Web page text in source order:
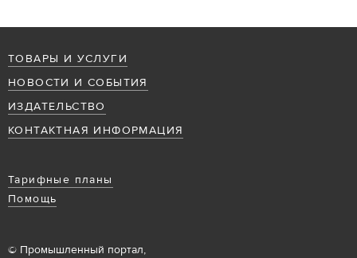
ТОВАРЫ И УСЛУГИ
НОВОСТИ И СОБЫТИЯ
ИЗДАТЕЛЬСТВО
КОНТАКТНАЯ ИНФОРМАЦИЯ
Тарифные планы
Помощь
© Промышленный портал,